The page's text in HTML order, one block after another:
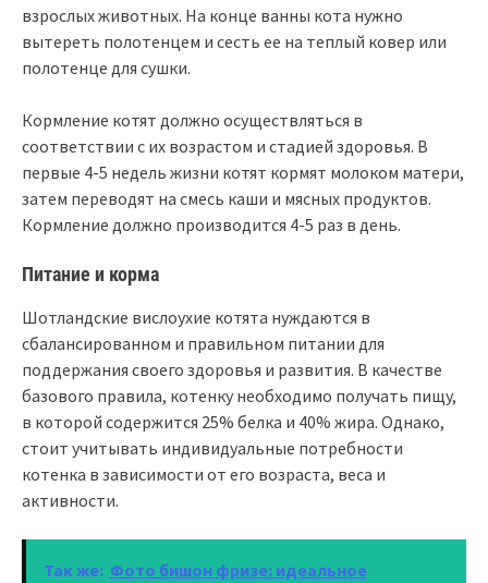
взрослых животных. На конце ванны кота нужно
вытереть полотенцем и сесть ее на теплый ковер или
полотенце для сушки.
Кормление котят должно осуществляться в
соответствии с их возрастом и стадией здоровья. В
первые 4-5 недель жизни котят кормят молоком матери,
затем переводят на смесь каши и мясных продуктов.
Кормление должно производится 4-5 раз в день.
Питание и корма
Шотландские вислоухие котята нуждаются в
сбалансированном и правильном питании для
поддержания своего здоровья и развития. В качестве
базового правила, котенку необходимо получать пищу,
в которой содержится 25% белка и 40% жира. Однако,
стоит учитывать индивидуальные потребности
котенка в зависимости от его возраста, веса и
активности.
Так же: Фото бишон фризе: идеальное